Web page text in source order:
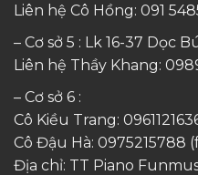
Liên hệ Cô Hồng: 091
– Cơ sở 5 : Lk 16-37 Dọc
Liên hệ Thầy Khang:
– Cơ sở 6 :
Cô Kiều Trang:
Cô Đậu Hà: 0975215788
Địa chỉ: TT Piano